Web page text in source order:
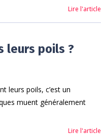
Lire l'article
leurs poils ?
leurs poils, c’est un
muent généralement
Lire l'article